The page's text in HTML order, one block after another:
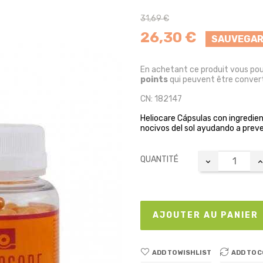
31,69 €
26,30 €
En achetant ce produit vous
pointsqui peuvent être
CN: 182147
Heliocare Cápsulas con
nocivos del sol ayudando a
QUANTITÉ
AJOUTER AU PANIER
ADD TO WISHLIST ADD TO